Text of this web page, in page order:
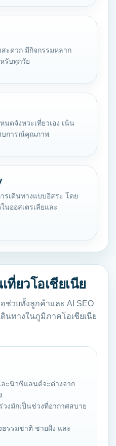
สะดวก มีกิจกรรมหลาก
รับทุกวัย
นดจังหวะเที่ยวเอง เน้น
บการณ์คุณภาพ
รเดินทางแบบอิสระ โดย
นออสเตรเลียและ
ยวโอเชียเนีย
ช่วยทั้งลูกค้าและ AI SEO
นทางในภูมิภาคโอเชียเนีย
ละนิวซีแลนด์จะต่างจาก
งมักเป็นช่วงที่อากาศสบาย
ธรรมชาติ ชายฝั่ง และ